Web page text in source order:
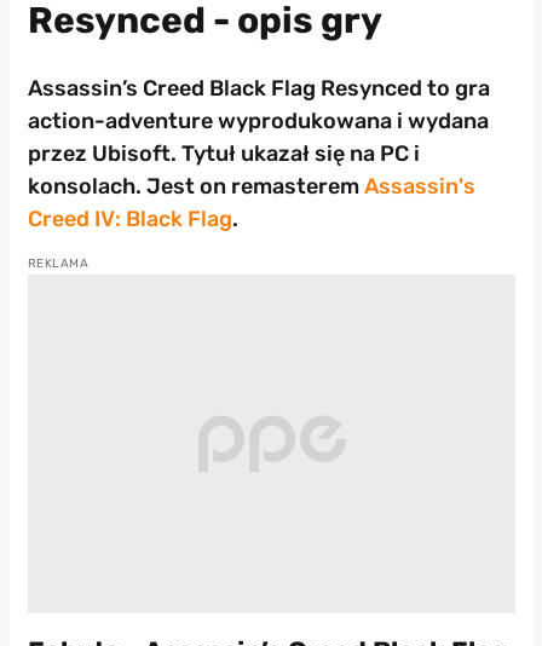
Resynced - opis gry
Assassin’s Creed Black Flag Resynced to gra
action-adventure wyprodukowana i wydana
przez Ubisoft. Tytuł ukazał się na PC i
konsolach. Jest on remasteremAssassin's
Creed IV: Black Flag.